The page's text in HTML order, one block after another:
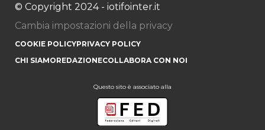
© Copyright 2024 - iotifointer.it
Cambia impostazioni della privacy
COOKIE POLICYPRIVACY POLICY
CHI SIAMOREDAZIONECOLLABORA CON NOI
Questo sito è associato alla